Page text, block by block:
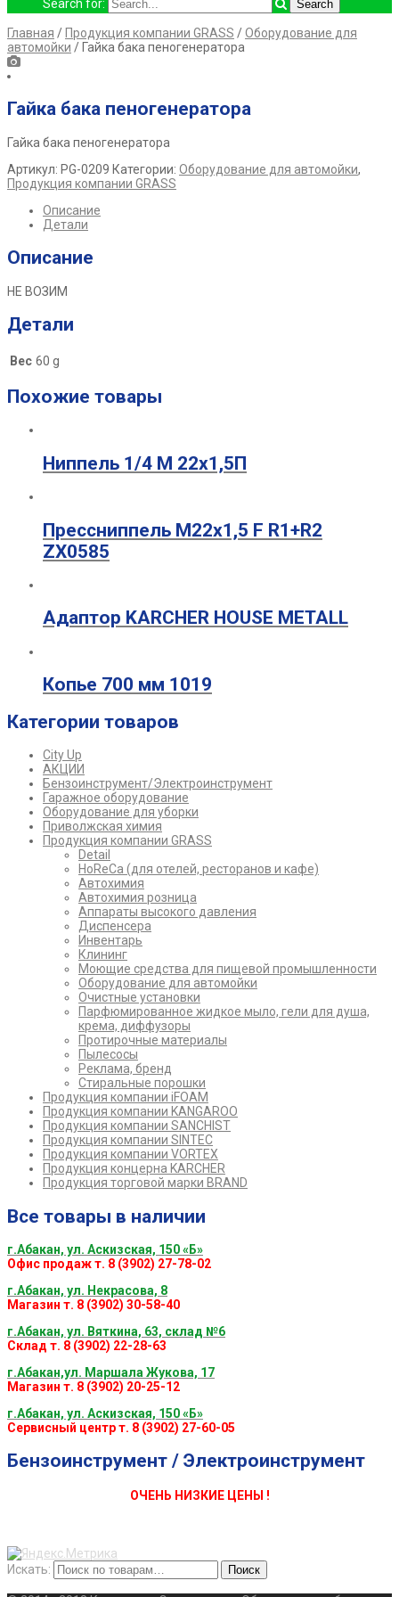
Search for:
Главная / Продукция компании GRASS /Оборудование для
автомойки / Гайка бака пеногенератора
Гайка бака пеногенератора
Гайка бака пеногенератора
Артикул: PG-0209 Категории: Оборудование для автомойки,
Продукция компании GRASS
Описание
Детали
Описание
НЕ ВОЗИМ
Детали
Вес 60 g
Похожие товары
Ниппель 1/4 М 22х1,5П
Прессниппель М22х1,5 F R1+R2
ZX0585
Адаптор KARCHER HOUSE METALL
Копье 700 мм 1019
Категории товаров
City Up
АКЦИИ
Бензоинструмент/Электроинструмент
Гаражное оборудование
Оборудование для уборки
Приволжская химия
Продукция компании GRASS
Detail
HoReCa (для отелей, ресторанов и кафе)
Автохимия
Автохимия розница
Аппараты высокого давления
Диспенсера
Инвентарь
Клининг
Моющие средства для пищевой промышленности
Оборудование для автомойки
Очистные установки
Парфюмированное жидкое мыло, гели для душа,
крема, диффузоры
Протирочные материалы
Пылесосы
Реклама, бренд
Стиральные порошки
Продукция компании iFOAM
Продукция компании KANGAROO
Продукция компании SANCHIST
Продукция компании SINTEC
Продукция компании VORTEX
Продукция концерна KARCHER
Продукция торговой марки BRAND
Все товары в наличии
г.Абакан, ул. Аскизская, 150 «Б»
Офис продаж т. 8 (3902) 27-78-02
г.Абакан, ул. Некрасова, 8
Магазин т. 8 (3902) 30-58-40
г.Абакан, ул. Вяткина, 63, склад №6
Склад т. 8 (3902) 22-28-63
г.Абакан,ул. Маршала Жукова, 17
Магазин т. 8 (3902) 20-25-12
г.Абакан, ул. Аскизская, 150 «Б»
Сервисный центр т. 8 (3902) 27-60-05
Бензоинструмент / Электроинструмент
ОЧЕНЬ НИЗКИЕ ЦЕНЫ !
Искать: Поиск